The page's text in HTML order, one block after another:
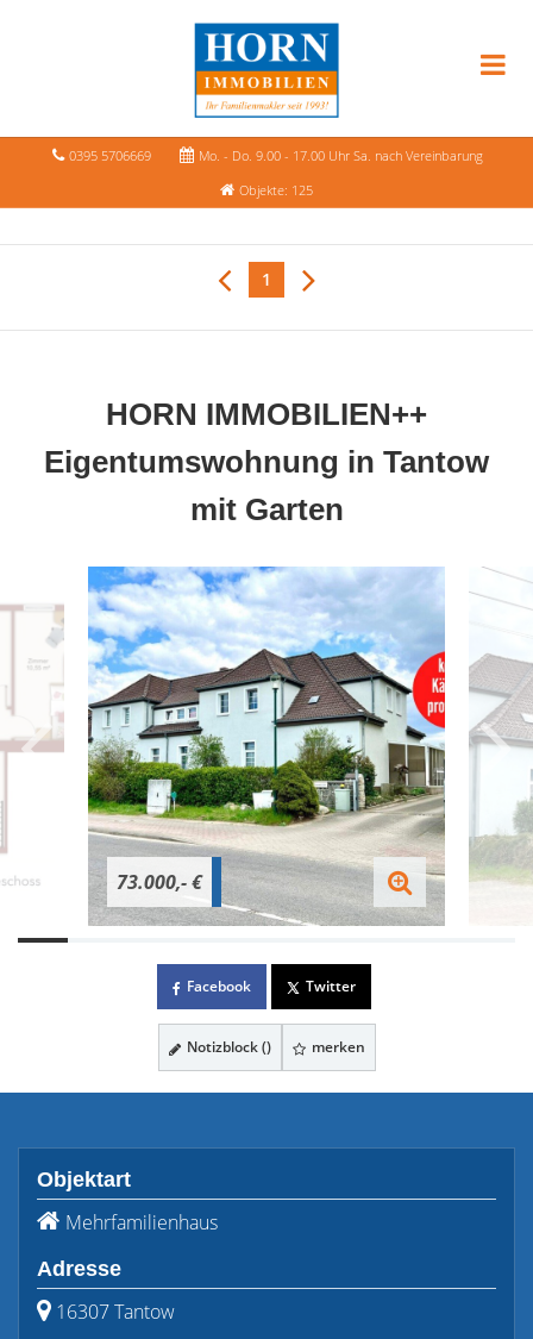
0395 5706669
Mo. - Do. 9.00 - 17.00 Uhr Sa. nach Vereinbarung
Objekte: 125
1
HORN IMMOBILIEN++
Eigentumswohnung in Tantow
mit Garten
73.000,- €
Facebook Twitter
Notizblock () merken
Objektart
Mehrfamilienhaus
Adresse
16307 Tantow